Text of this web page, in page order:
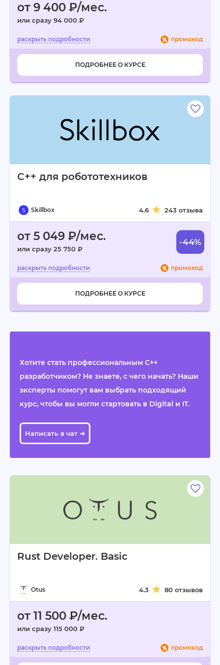
от 9 400 ₽/мес.
или сразу 94 000 ₽
промокод
ПОДРОБНЕЕ О КУРСЕ
C++ для робототехников
Skillbox 4.6 243 отзыва
от 5 049 ₽/мес.
или сразу 25 750 ₽
-44%
промокод
ПОДРОБНЕЕ О КУРСЕ
Хотите стать профессиональным C++
разработчиком? Не знаете, с чего начать? Наши
эксперты помогут вам выбрать подходящий
курс, чтобы вы могли стартовать в Digital и IT.
Написать в чат ➜
Rust Developer. Basic
Otus 4.3 80 отзывов
от 11 500 ₽/мес.
или сразу 115 000 ₽
промокод